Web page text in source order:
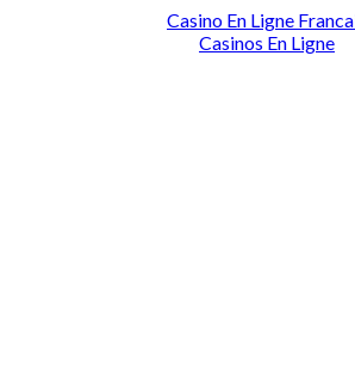
Casino En Ligne
Casinos En Ligne